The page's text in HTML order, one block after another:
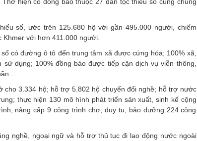
số, ước trên 125.680 hộ với gần 495.000 người, chiếm
với hơn 411.000 người.
có đường ô tô đến trung tâm xã được cứng hóa; 100% xã,
dụng; 100% đồng bào được tiếp cận dịch vụ viễn thông,
3.334 hộ; hỗ trợ 5.802 hộ chuyển đổi nghề; hỗ trợ nước
thực hiện 130 mô hình phát triển sản xuất, sinh kế cộng
nâng cấp 9 công trình chợ; duy tu, bảo dưỡng 224 công
nghề, ngoại ngữ và hỗ trợ thủ tục đi lao động nước ngoài